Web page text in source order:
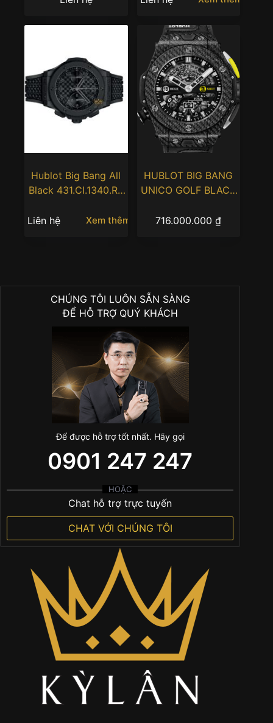
Hublot Big Bang All
Black 431.CI.1340.RX
Anniversary
Liên hệ Xem thêm
HUBLOT BIG BANG
UNICO GOLF BLACK
716.000.000₫
CHÚNG TÔI LUÔN SẴN SÀNG
ĐỂ HỖ TRỢ QUÝ KHÁCH
Để được hỗ trợ tốt nhất. Hãy gọi
0901 247 247
HOẶC
Chat hỗ trợ trực tuyến
CHAT VỚI CHÚNG TÔI